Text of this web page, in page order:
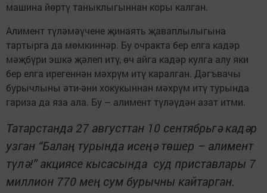
машина йөртү таныклыгыннан коры калган.
Алимент түләмәүчене җи­наять җаваплылыгына
тартырга да мөм­киннәр. Бу очракта бер елга кадәр
мәҗбүри эшкә җәлеп итү, өч айга кадәр кулга алу яки
бер елга ирегеннән мәхрүм итү каралган. Дәгъвачы
бурычлыны әти-әни хокукыннан мәхрүм итү турында
гариза да яза ала. Бу – алимент түләүдән азат итми.
Татарстанда 27 августтан 10 сентябрьгә кадәр
узган “Балаң турында исеңә төшер – алимент
түлә!” акциясе кысасында суд приставлары 7
миллион 770 мең сум бурычны кайтарган.